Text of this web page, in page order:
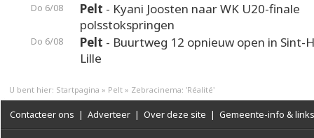
Do 6/08 Pelt - Kyani Joosten naar WK U20-finale
polsstokspringen
Do 6/08 Pelt - Buurtweg 12 opnieuw open in Sint-
Lille
U bent hier: Startpagina » Pelt » Zebracinema: 'Réalité'
Contacteer ons | Adverteer | Over deze site | Gemeente-info & links